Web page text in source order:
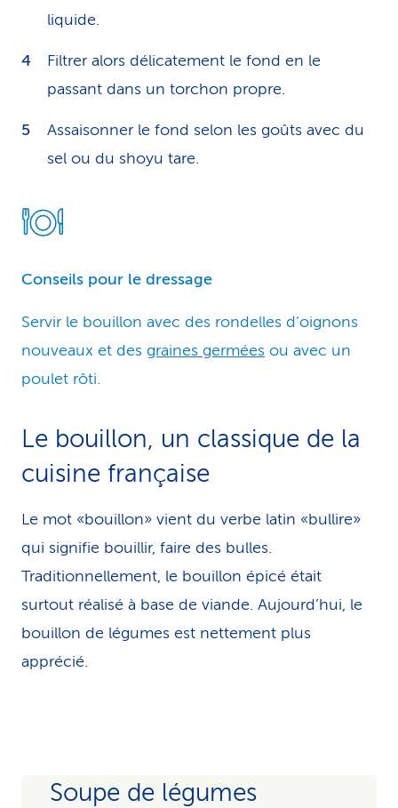
liquide.
Filtrer alors délicatement le fond en le
passant dans un torchon propre.
Assaisonner le fond selon les goûts avec du
sel ou du shoyu tare.
Conseils pour le dressage
Servir le bouillon avec des rondelles d’oignons
nouveaux et des graines germées ou avec un
poulet rôti.
Le bouillon, un classique de la
cuisine française
Le mot «bouillon» vient du verbe latin «bullire»
qui signifie bouillir, faire des bulles.
Traditionnellement, le bouillon épicé était
surtout réalisé à base de viande. Aujourd’hui, le
bouillon de légumes est nettement plus
apprécié.
Soupe de légumes